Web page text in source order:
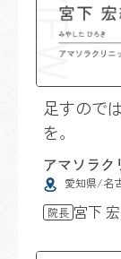
足すので
を。
アマソラク
愛知県/名
院長 宮下